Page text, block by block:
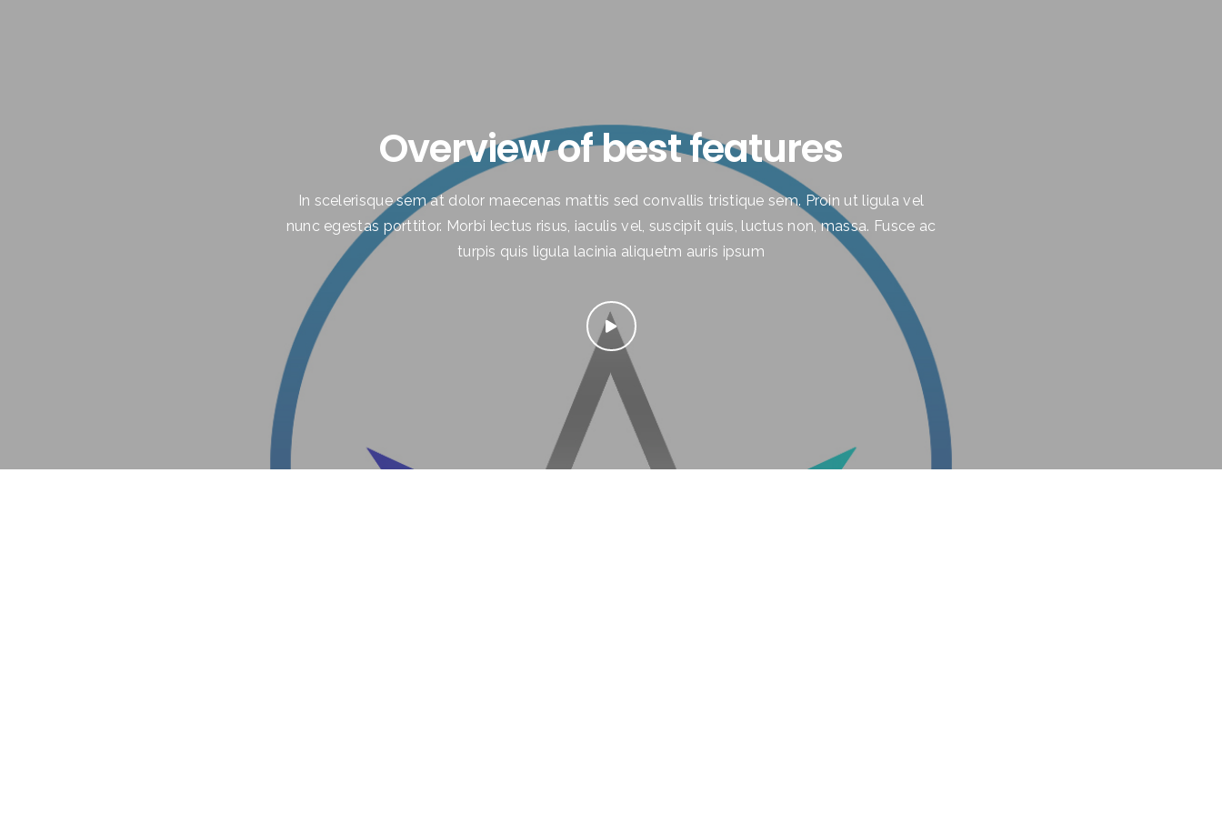
Overview of best features
In scelerisque sem at dolor maecenas mattis sed convallis tristique sem. Proin ut ligula vel
nunc egestas porttitor. Morbi lectus risus, iaculis vel, suscipit quis, luctus non, massa. Fusce ac
turpis quis ligula lacinia aliquetm auris ipsum